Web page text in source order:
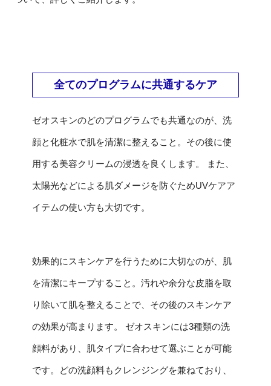
全てのプログラムに共通するケア
ゼオスキンのどのプログラムでも共通なのが、洗
顔と化粧水で肌を清潔に整えること。その後に使
用する美容クリームの浸透を良くします。 また、
太陽光などによる肌ダメージを防ぐためUVケアア
イテムの使い方も大切です。
効果的にスキンケアを行うために大切なのが、肌
を清潔にキープすること。汚れや余分な皮脂を取
り除いて肌を整えることで、その後のスキンケア
の効果が高まります。 ゼオスキンには3種類の洗
顔料があり、肌タイプに合わせて選ぶことが可能
です。どの洗顔料もクレンジングを兼ねており、